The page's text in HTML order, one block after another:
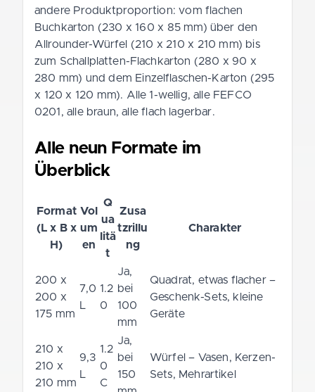
andere Produktproportion: vom flachen
Buchkarton (230 x 160 x 85 mm) über den
Allrounder-Würfel (210 x 210 x 210 mm) bis
zum Schallplatten-Flachkarton (280 x 90 x
280 mm) und dem Einzelflaschen-Karton (295
x 120 x 120 mm). Alle 1-wellig, alle FEFCO
0201, alle braun, alle flach lagerbar.
Alle neun Formate im
Überblick
Format
(L x B x
H)
Vol
um
en
Q
ua
litä
t
Zusa
tzrillu
ng
Charakter
200 x
200 x
175 mm
7,0
L
1.2
0
Ja,
bei
100
mm
Quadrat, etwas flacher –
Geschenk-Sets, kleine
Geräte
210 x
210 x
210 mm
9,3
L
1.2
0
C
Ja,
bei
150
Würfel – Vasen, Kerzen-
Sets, Mehrartikel